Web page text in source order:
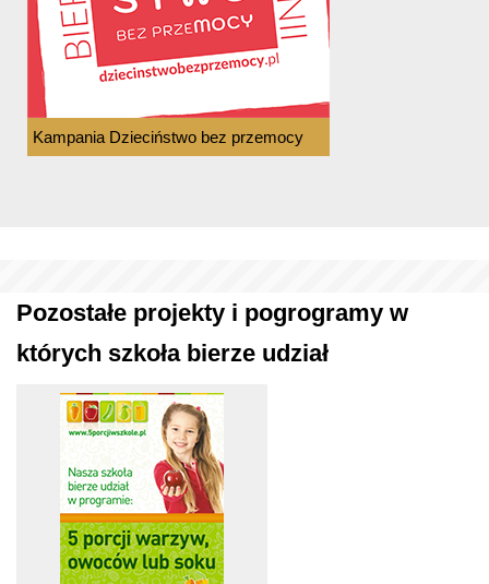
Kampania Dzieciństwo bez przemocy
Pozostałe projekty i pogrogramy w
których szkoła bierze udział